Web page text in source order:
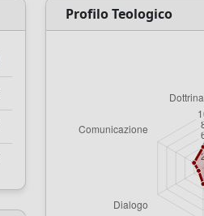
Profilo Teologico